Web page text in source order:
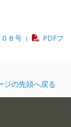
８号（
PDFフ
ジの先頭へ戻る